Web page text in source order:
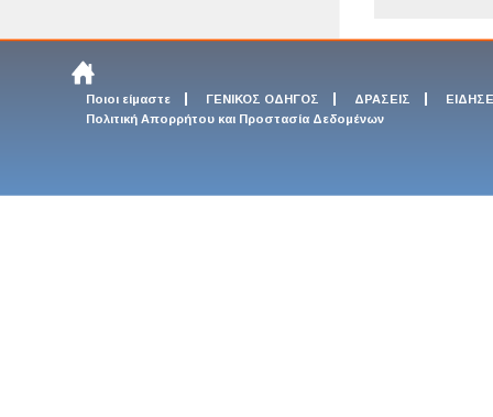
Ποιοι είμαστε ΓΕΝΙΚΟΣ ΟΔΗΓΟΣ ΔΡΑΣΕΙΣ
Πολιτική Απορρήτου και Προστασία Δεδομένων